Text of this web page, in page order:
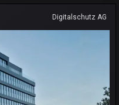
Digitalschutz AG